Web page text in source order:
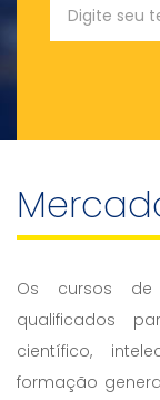
Os cursos de
qualificados
científico,
formação